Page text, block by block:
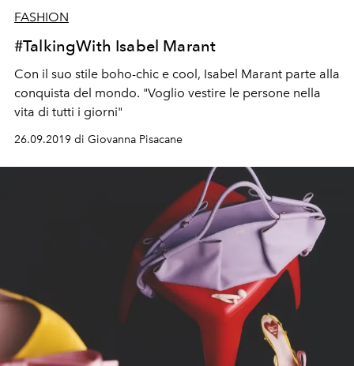
FASHION
#TalkingWith Isabel Marant
Con il suo stile boho-chic e cool, Isabel Marant parte alla
conquista del mondo. "Voglio vestire le persone nella
vita di tutti i giorni"
26.09.2019 di Giovanna Pisacane